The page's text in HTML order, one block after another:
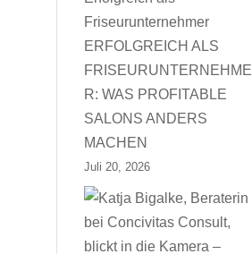
ERFOLGREICH ALS
FRISEURUNTERNEHME
R: WAS PROFITABLE
SALONS ANDERS
MACHEN
Juli 20, 2026